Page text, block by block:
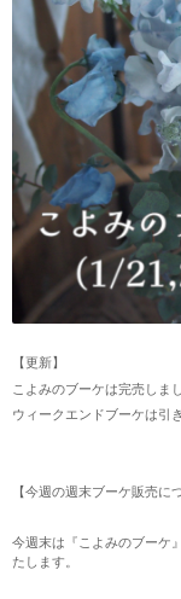
【更新】
こよみのブーケは完売しま
ウィークエンドブーケは引
【今週の週末ブーケ販売に
今週末は『こよみのブーケ
たします。